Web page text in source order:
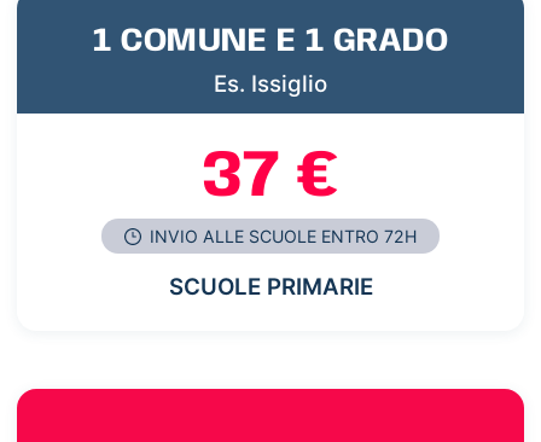
1 COMUNE E 1 GRADO
Es. Issiglio
37 €
INVIO ALLE SCUOLE ENTRO 72H
SCUOLE PRIMARIE